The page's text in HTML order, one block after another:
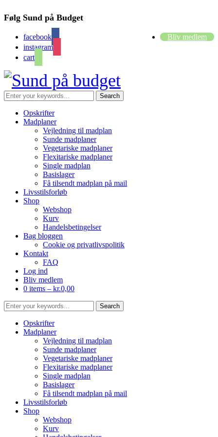
Følg Sund på Budget
facebook
instagram
cart
Bliv medlem
Opskrifter
Madplaner
Vejledning til madplan
Sunde madplaner
Vegetariske madplaner
Flexitariske madplaner
Single madplan
Basislager
Få tilsendt madplan på mail
Livsstilsforløb
Shop
Webshop
Kurv
Handelsbetingelser
Bag bloggen
Cookie og privatlivspolitik
Kontakt
FAQ
Log ind
Bliv medlem
0 items – kr.0,00
Opskrifter
Madplaner
Vejledning til madplan
Sunde madplaner
Vegetariske madplaner
Flexitariske madplaner
Single madplan
Basislager
Få tilsendt madplan på mail
Livsstilsforløb
Shop
Webshop
Kurv